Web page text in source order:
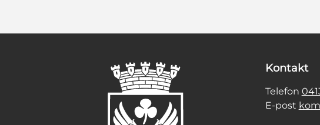
Kontakt
Telefon
E-post